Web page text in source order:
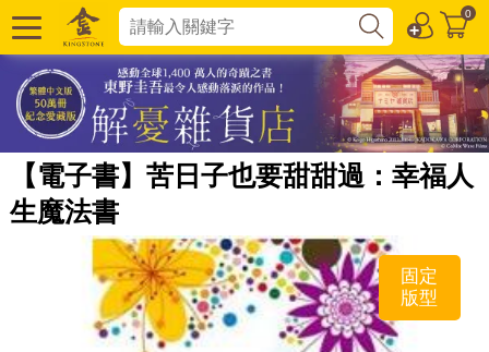
0
【電子書】苦日子也要甜甜過：幸福人
生魔法書
固定
版型